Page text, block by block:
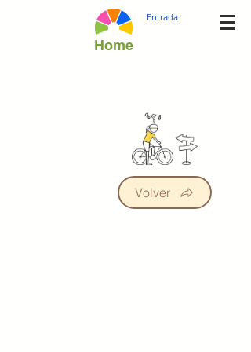
Entrada
Home
Volver